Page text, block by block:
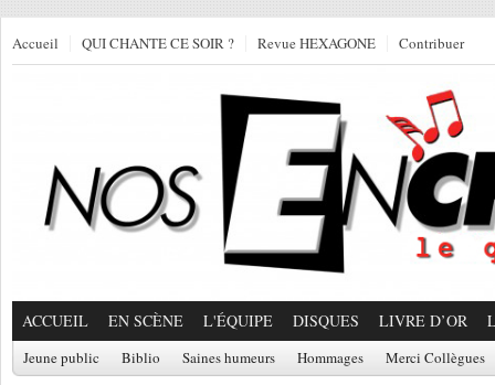
Accueil QUI CHANTE CE SOIR ? Revue HEXAGONE Contribuer
ACCUEIL EN SCÈNE L'ÉQUIPE DISQUES LIVRE D’OR
Jeune public Biblio Saines humeurs Hommages Merci Collègues